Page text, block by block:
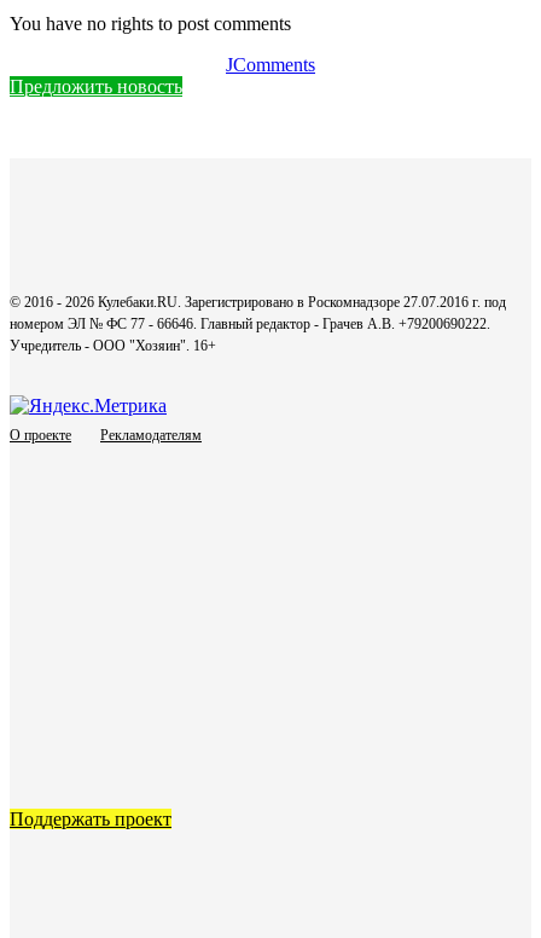
You have no rights to post comments
JComments
Предложить новость
© 2016 - 2026 Кулебаки.RU. Зарегистрировано в Роскомнадзоре 27.07.2016 г. под
номером ЭЛ № ФС 77 - 66646. Главный редактор - Грачев А.В. +79200690222.
Учредитель - ООО "Хозяин". 16+
О проекте Рекламодателям
Поддержать проект